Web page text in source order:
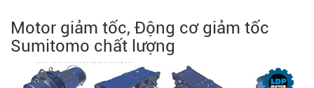
Motor giảm tốc, Động cơ giảm tốc
Sumitomo chất lượng